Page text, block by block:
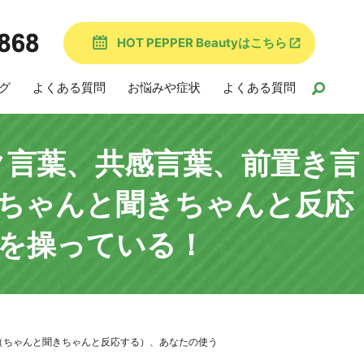
HOT PEPPER Beautyはこちら
よくある質問 お悩みや症状 よくある質問
葉、共感言葉、前置き言
ゃんと聞きちゃんと反応
操っている！
ゃんと聞きちゃんと反応する）、あなたの使う